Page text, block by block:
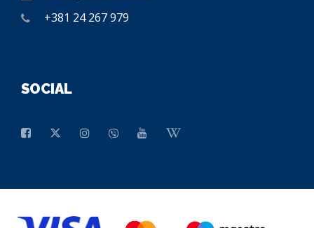
+381 24 267 979
SOCIAL